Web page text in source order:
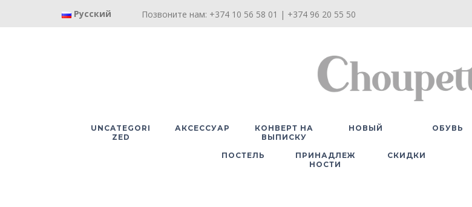
Русский Позвоните нам: +374 10 56 58 01 | +374 96 20 55 50
UNCATEGORI
ZED
АКСЕССУАР
КОНВЕРТ НА
ВЫПИСКУ
НОВЫЙ ОБУВЬ
ПОСТЕЛЬ
ПРИНАДЛЕЖ
НОСТИ
СКИДКИ